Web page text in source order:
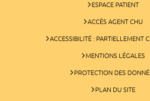
ESPACE PATIENT
ACCÈS AGENT CHU
ACCESSIBILITÉ : PARTIELLEMENT
MENTIONS LÉGALES
PROTECTION DES
PLAN DU SITE